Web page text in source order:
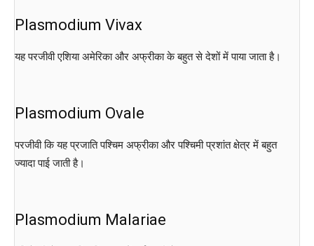
Plasmodium Vivax
यह परजीवी एशिया अमेरिका और अफ्रीका के बहुत से देशों में पाया जाता है।
Plasmodium Ovale
परजीवी कि यह प्रजाति पश्चिम अफ्रीका और पश्चिमी प्रशांत क्षेत्र में बहुत
ज्यादा पाई जाती है।
Plasmodium Malariae